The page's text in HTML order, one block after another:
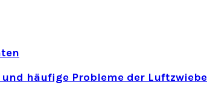
häufige Probleme der